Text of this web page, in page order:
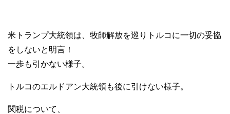
米トランプ大統領は、牧師解放を巡りトルコに一切の妥協
をしないと明言！
一歩も引かない様子。
トルコのエルドアン大統領も後に引けない様子。
関税について、